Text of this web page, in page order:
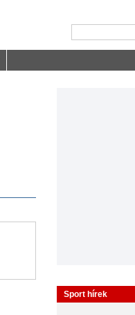
Sport hírek